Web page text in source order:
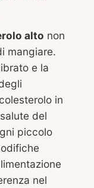
alto non
mangiare.
e la
in
del
piccolo
nel